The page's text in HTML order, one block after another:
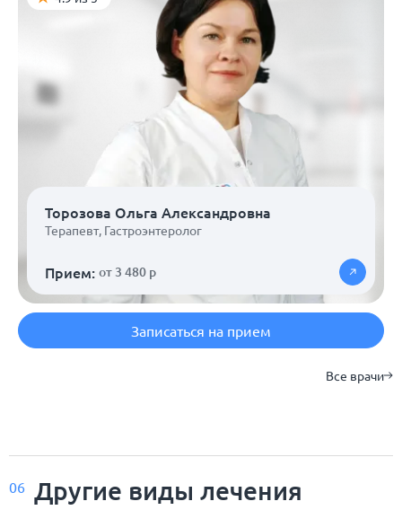
Торозова Ольга Александровна
Терапевт, Гастроэнтеролог
Прием: от 3 480 р
Записаться на прием
Все врачи
06 Другие виды лечения